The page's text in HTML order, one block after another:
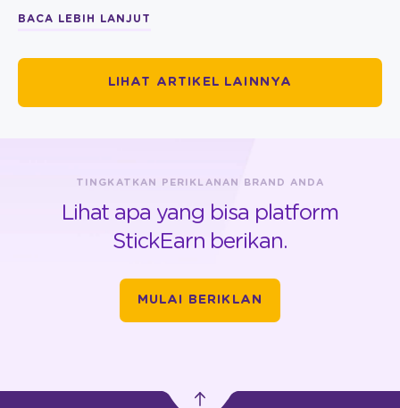
BACA LEBIH LANJUT
LIHAT ARTIKEL LAINNYA
TINGKATKAN PERIKLANAN BRAND ANDA
Lihat apa yang bisa platform
StickEarn berikan.
MULAI BERIKLAN